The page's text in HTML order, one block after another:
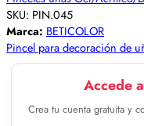
SKU: PIN.045
Marca: BETICOLOR
Pincel para decoración de
Accede
Crea tu cuenta gratuita y